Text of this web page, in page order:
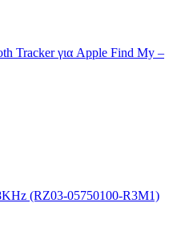
Tracker για Apple Find My –
(RZ03-05750100-R3M1)